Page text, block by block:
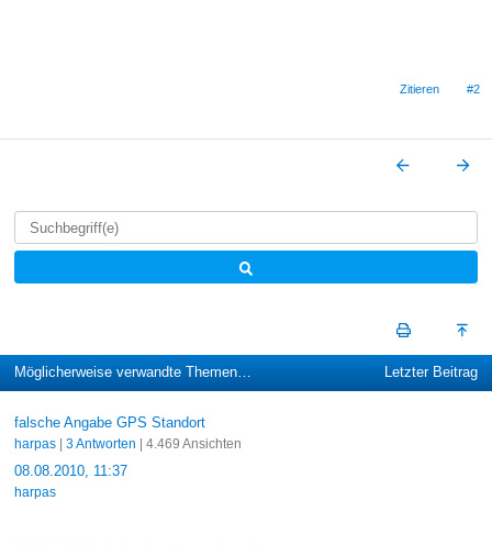
Zitieren #2
Möglicherweise verwandte Themen… Letzter Beitrag
falsche Angabe GPS Standort
harpas| 3 Antworten | 4.469 Ansichten
08.08.2010, 11:37
harpas